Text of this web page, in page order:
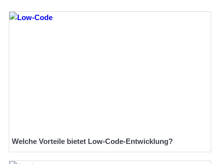
Welche Vorteile bietet Low-Code-Entwicklung?